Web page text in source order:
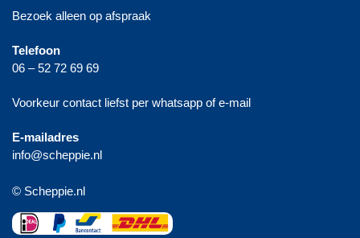
Bezoek alleen op afspraak
Telefoon
06 – 52 72 69 69
Voorkeur contact liefst per whatsapp of e-mail
E-mailadres
info@scheppie.nl
© Scheppie.nl